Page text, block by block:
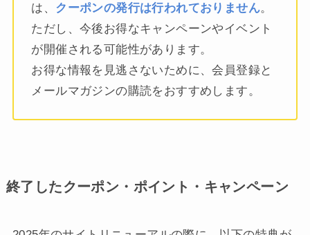
は、 クーポンの発行は行われておりません。
ただし、今後お得なキャンペーンやイベント
が開催される可能性があります。
お得な情報を見逃さないために、会員登録と
メールマガジンの購読をおすすめします。
終了したクーポン・ポイント・キャンペーン